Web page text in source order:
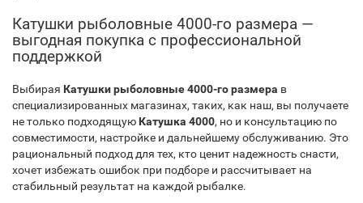
Катушки рыболовные 4000-го размера —
выгодная покупка с профессиональной
поддержкой
Выбирая Катушки рыболовные 4000-го размера в
специализированных магазинах, таких, как наш, вы получаете
не только подходящую Катушка 4000, но и консультацию по
совместимости, настройке и дальнейшему обслуживанию. Это
рациональный подход для тех, кто ценит надежность снасти,
хочет избежать ошибок при подборе и рассчитывает на
стабильный результат на каждой рыбалке.